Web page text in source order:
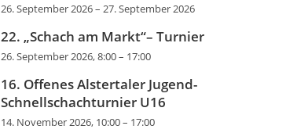
26. September 2026– 27. September 2026
22. „Schach am Markt“– Turnier
26. September 2026, 8:00– 17:00
16. Offenes Alstertaler Jugend-
Schnellschachturnier U16
14. November 2026, 10:00– 17:00